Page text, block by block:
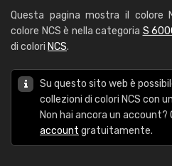
Questa pagina mostra il colore
colore NCS è nella categoria S
di colori NCS.
Su questo sito web è
collezioni di colori NCS con
Non hai ancora un account?
account gratuitamente.